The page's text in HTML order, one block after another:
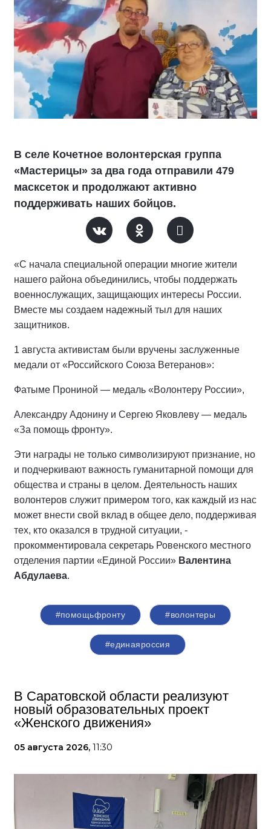
В селе Кочетное волонтерская группа
«Мастерицы» за два года отправили 479
масксеток и продолжают активно
поддерживать наших бойцов.
«С начала специальной операции многие жители
нашего района объединились, чтобы поддержать
военнослужащих, защищающих интересы России.
Вместе мы создаем надежный тыл для наших
защитников.
1 августа активистам были вручены заслуженные
медали от «Российского Союза Ветеранов»:
Фатыме Прониной — медаль «Волонтеру России»,
Александру Адонину и Сергею Яковлеву — медаль
«За помощь фронту».
Эти награды не только символизируют признание, но
и подчеркивают важность гуманитарной помощи для
общества и страны в целом. Деятельность наших
волонтеров служит примером того, как каждый из нас
может внести свой вклад в общее дело, поддерживая
тех, кто оказался в трудной ситуации, -
прокомментировала секретарь Ровенского местного
отделения партии «Единой России» Валентина
Абдулаева.
#помощьфронту #волонтеры
#единаяроссия
В Саратовской области реализуют
новый образовательных проект
«Женского движения»
05 августа 2026, 11:30